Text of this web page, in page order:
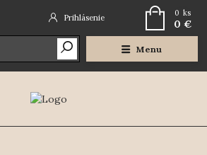
Menu
Prihlásenie 0 ks
0 €